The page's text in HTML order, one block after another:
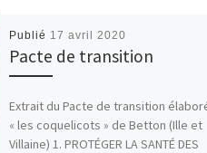
Publié 17 avril 2020
Pacte de transition
Extrait du Pacte de transition
« les coquelicots » de Betton (Ille et
Villaine) 1. PROTÉGER LA SANTÉ DES